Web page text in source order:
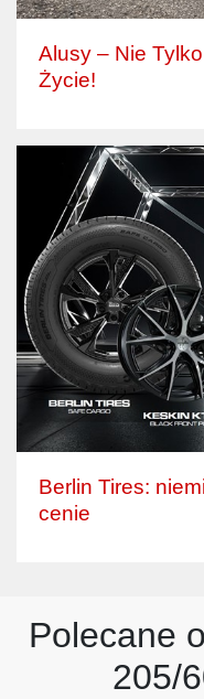
Alusy – Nie
Życie!
Berlin Tires:
cenie
Polecane
205/